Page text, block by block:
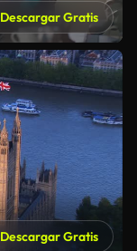
Descargar Gratis
Descargar Gratis